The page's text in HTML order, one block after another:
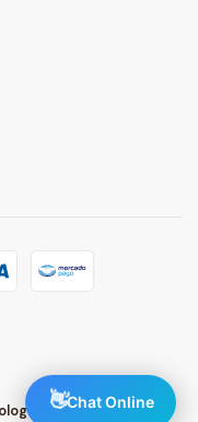
Jumpseller.
👋Chat Online